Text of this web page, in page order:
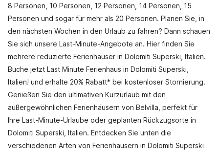
8 Personen, 10 Personen, 12 Personen, 14 Personen, 15
Personen und sogar für mehr als 20 Personen. Planen Sie, in
den nächsten Wochen in den Urlaub zu fahren? Dann schauen
Sie sich unsere Last-Minute-Angebote an. Hier finden Sie
mehrere reduzierte Ferienhäuser in Dolomiti Superski, Italien.
Buche jetzt Last Minute Ferienhaus in Dolomiti Superski,
Italien! und erhalte 20% Rabatt* bei kostenloser Stornierung.
Genießen Sie den ultimativen Kurzurlaub mit den
außergewöhnlichen Ferienhäusern von Belvilla, perfekt für
Ihre Last-Minute-Urlaube oder geplanten Rückzugsorte in
Dolomiti Superski, Italien. Entdecken Sie unten die
verschiedenen Arten von Ferienhäusern in Dolomiti Superski